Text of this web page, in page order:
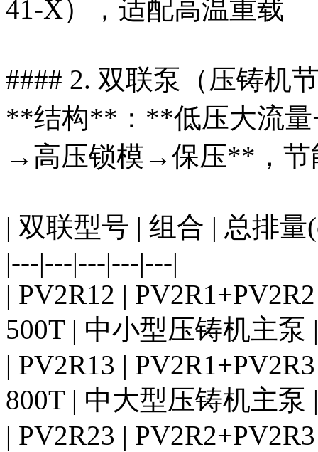
41-X），适配高温重载
#### 2. 双联泵（压铸机
**结构**：**低压大流
→高压锁模→保压**，节
| 双联型号 | 组合 | 总排量
|---|---|---|---|---|
| PV2R12 |
500T | 中小型压铸机主泵 |
| PV2R13 |
800T | 中大型压铸机主泵 |
| PV2R23 |